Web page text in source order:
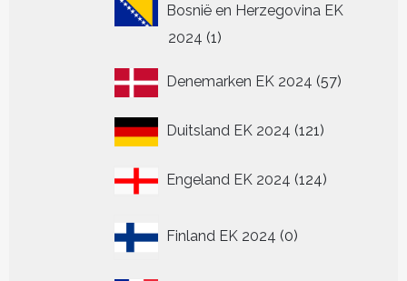
Bosnië en Herzegovina EK
2024 11
Denemarken EK 2024 5757
Duitsland EK 2024 121121
Engeland EK 2024 124124
Finland EK 2024 0
producten